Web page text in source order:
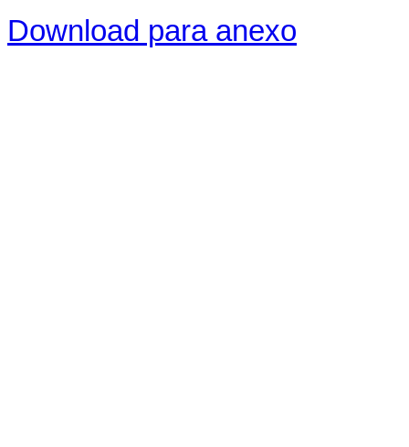
Download para anexo